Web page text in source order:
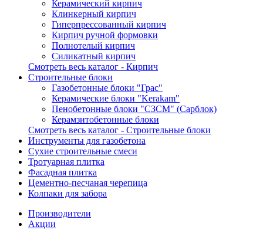
Керамический кирпич
Клинкерный кирпич
Гиперпрессованный кирпич
Кирпич ручной формовки
Полнотелый кирпич
Силикатный кирпич
Смотреть весь каталог - Кирпич
Строительные блоки
Газобетонные блоки "Грас"
Керамические блоки "Kerakam"
Пенобетонные блоки "СЗСМ" (Сарблок)
Керамзитобетонные блоки
Смотреть весь каталог - Строительные блоки
Инструменты для газобетона
Сухие строительные смеси
Тротуарная плитка
Фасадная плитка
Цементно-песчаная черепица
Колпаки для забора
Производители
Акции